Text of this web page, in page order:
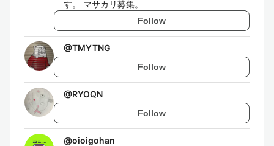
す。 マサカリ募集。
Follow
@TMYTNG
Follow
@RYOQN
Follow
@oioigohan